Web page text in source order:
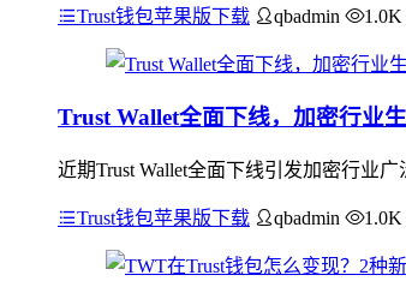
Trust钱包苹果版下载 qbadmin 1.0K
Trust Wallet全面下线，加密行业
近期Trust Wallet全面下线引发加密行业
Trust钱包苹果版下载 qbadmin 1.0K